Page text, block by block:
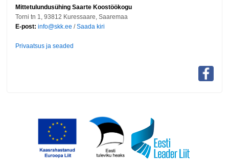
Mittetulundusühing Saarte Koostöökogu
Torni tn 1, 93812 Kuressaare, Saaremaa
E-post: info@skk.ee /Saada kiri
Privaatsus ja seaded